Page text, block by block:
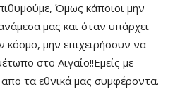
Όμως κάποιοι μην
μας και όταν υπάρχει
κόσμο, μην επιχειρήσουν να
στο Αιγαίο!!Εμείς με
τα εθνικά μας συμφέροντα.